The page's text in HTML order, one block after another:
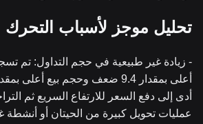
تحليل موجز لأسباب التحرك
- زيادة غير طبيعية في حجم التداول: تم
أدى إلى دفع السعر للارتفاع السريع ثم
عمليات تحويل كبيرة من الحيتان أو أنشطة